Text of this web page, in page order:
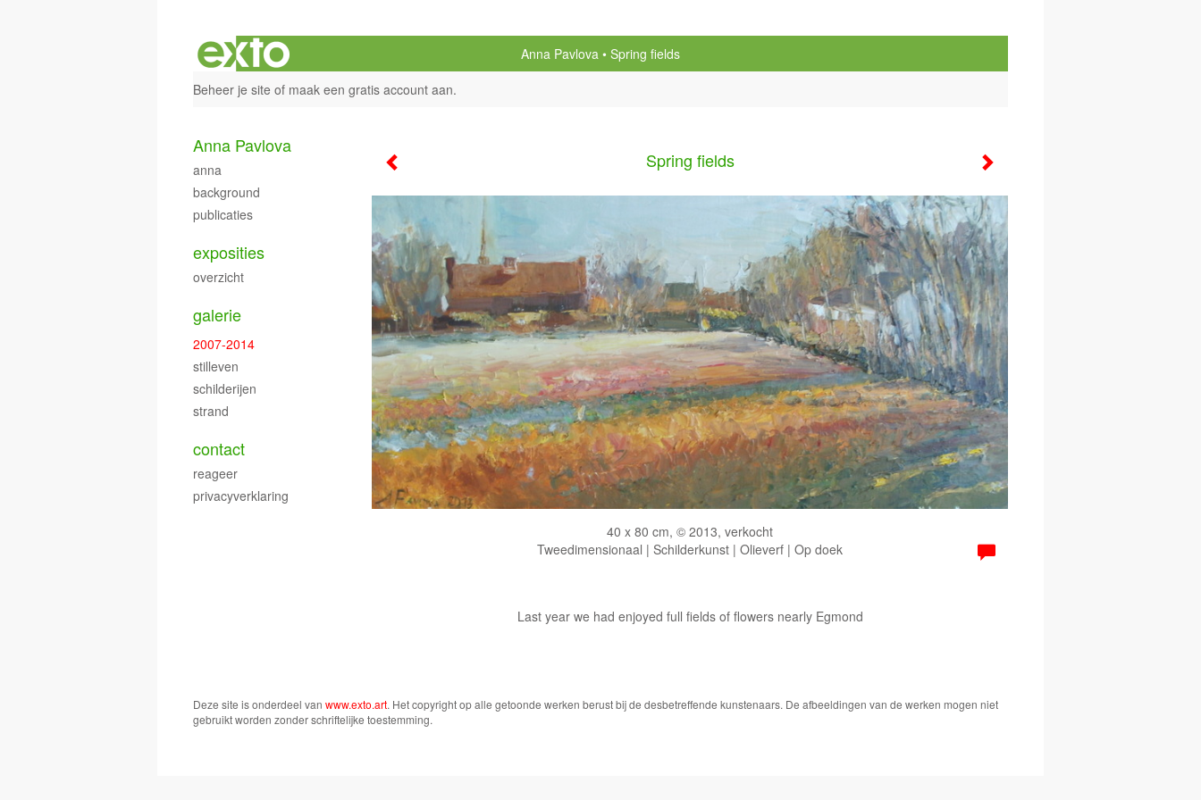
Anna Pavlova
Spring fields
Beheer je site of maak een gratis account aan.
Spring fields
40 x 80 cm, © 2013, verkocht
Tweedimensionaal | Schilderkunst | Olieverf | Op doek
Last year we had enjoyed full fields of flowers nearly Egmond
Anna Pavlova
anna
background
publicaties
exposities
overzicht
galerie
2007-2014
stilleven
schilderijen
strand
contact
reageer
privacyverklaring
Deze site is onderdeel van www.exto.art. Het copyright op alle getoonde werken berust bij de desbetreffende kunstenaars. De afbeeldingen van de werken mogen niet
gebruikt worden zonder schriftelijke toestemming.